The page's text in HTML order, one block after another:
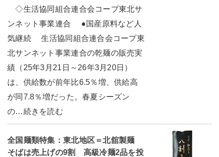
◇生活協同組合連合会コープ東北サ
ンネット事業連合 ●国産原料など人
気継続 生活協同組合連合会コープ東
北サンネット事業連合の乾麺の販売実
績（25年3月21日～26年3月20日）
は、供給数が前年比6.5％増、供給高
が同7.8％増だった。春夏シーズン
の…続きを読む
全国麺類特集：東北地区＝北舘製麺
そばは売上げの9割 高級冷麺2品を投